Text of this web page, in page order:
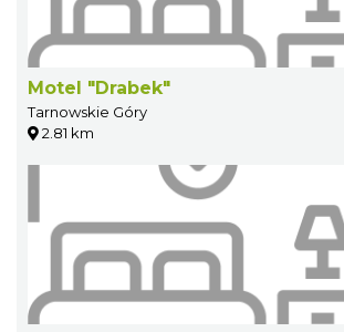
Motel "Drabek"
Tarnowskie Góry
2.81 km